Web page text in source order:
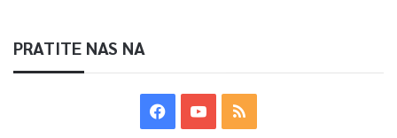
PRATITE NAS NA